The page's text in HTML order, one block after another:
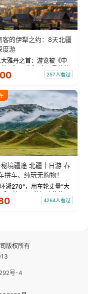
客的伊犁之约：8天北疆
度游
雅丹之首：游览被《中
地理》评选为“中国最美的
”第一名的克拉玛依魔鬼
大村落——禾木村，欣赏
木...
257人看过
境疆途 北疆十日游 春
拼车、纯玩无购物！
湖270°，用车轮丈量“大
后一滴眼泪”的极致蔚蓝，
花海与深邃湖水在转弯
4264人看过
版权所有
号-4